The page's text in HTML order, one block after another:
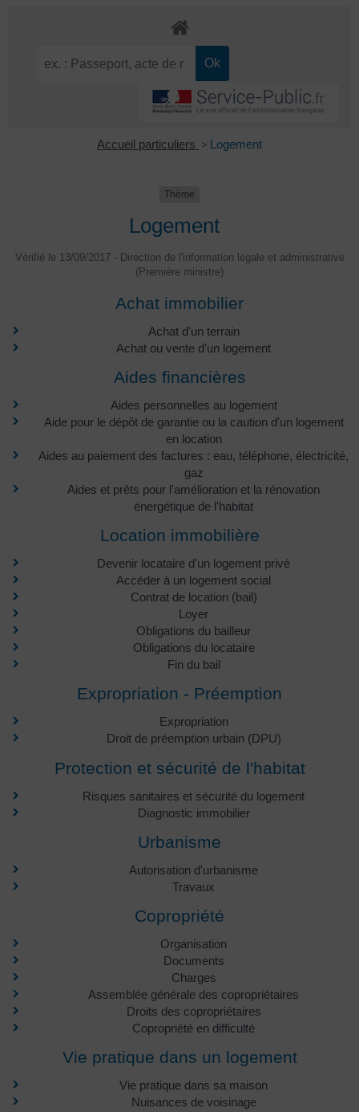
Accueil particuliers > Logement
Thème
Logement
Vérifié le 13/09/2017 - Direction de l'information légale et administrative
(Première ministre)
Achat immobilier
Achat d'un terrain
Achat ou vente d'un logement
Aides financières
Aides personnelles au logement
Aide pour le dépôt de garantie ou la caution d'un logement
en location
Aides au paiement des factures : eau, téléphone, électricité,
gaz
Aides et prêts pour l'amélioration et la rénovation
énergétique de l'habitat
Location immobilière
Devenir locataire d'un logement privé
Accéder à un logement social
Contrat de location (bail)
Loyer
Obligations du bailleur
Obligations du locataire
Fin du bail
Expropriation - Préemption
Expropriation
Droit de préemption urbain (DPU)
Protection et sécurité de l'habitat
Risques sanitaires et sécurité du logement
Diagnostic immobilier
Urbanisme
Autorisation d'urbanisme
Travaux
Copropriété
Organisation
Documents
Charges
Assemblée générale des copropriétaires
Droits des copropriétaires
Copropriété en difficulté
Vie pratique dans un logement
Vie pratique dans sa maison
Nuisances de voisinage